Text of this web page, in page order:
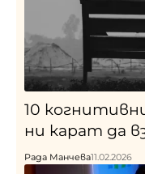
10
ни карат да
Рада Манчева11.02.2026